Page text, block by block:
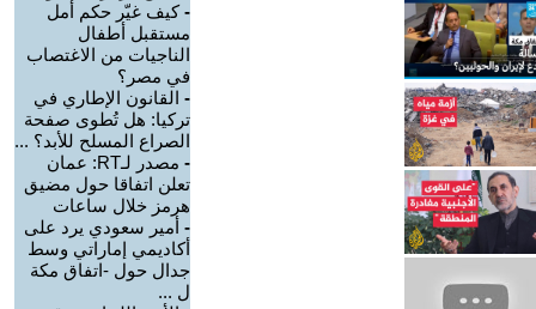
-كيف غيّر حكم أمل
مستقبل أطفال
الناجيات من الاغتصاب
في مصر؟
- القانون الإطاري في
تركيا: هل تُطوى صفحة
الصراع المسلح للأبد؟ ...
-
مصدر لـRT: عمان
تعلن اتفاقا حول مضيق
هرمز خلال ساعات
- أمير سعودي يرد على
أكاديمي إماراتي وسط
جدال حول -اتفاق مكة
ل ...